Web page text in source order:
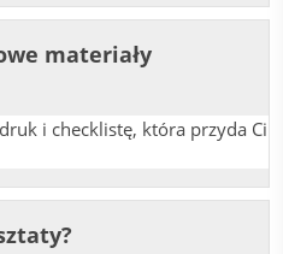
materiały
i checklistę, która przyda Ci